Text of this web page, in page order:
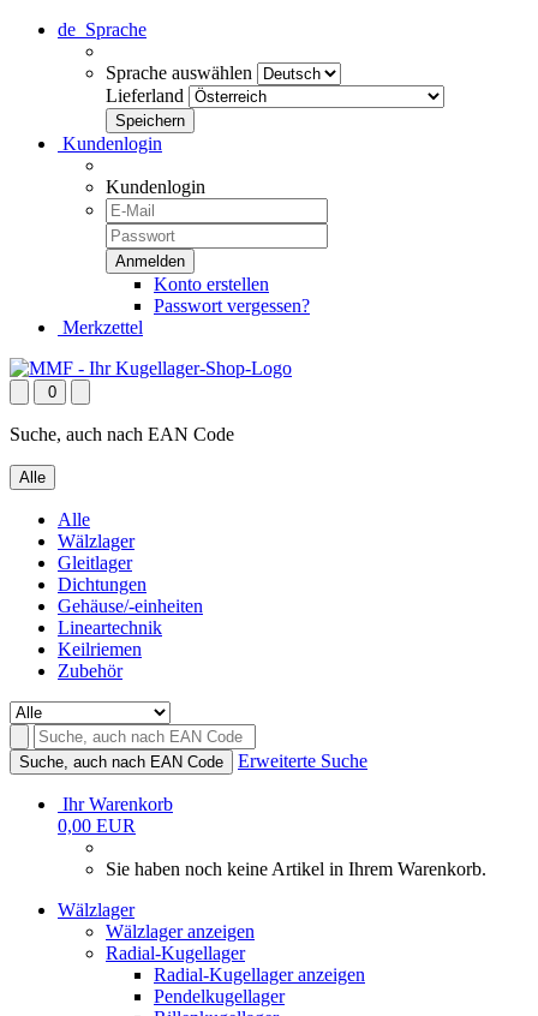
de Sprache
Sprache auswählen
Lieferland
Kundenlogin
Kundenlogin
Konto erstellen
Passwort vergessen?
Merkzettel
0
Suche, auch nach EAN Code
Alle
Alle
Wälzlager
Gleitlager
Dichtungen
Gehäuse/-einheiten
Lineartechnik
Keilriemen
Zubehör
Suche, auch nach EAN Code Erweiterte Suche
Ihr Warenkorb
0,00 EUR
Sie haben noch keine Artikel in Ihrem Warenkorb.
Wälzlager
Wälzlager anzeigen
Radial-Kugellager
Radial-Kugellager anzeigen
Pendelkugellager